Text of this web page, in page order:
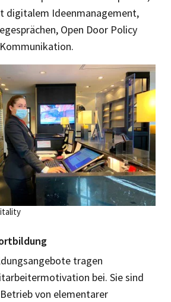
digitalem Ideenmanagement,
Open Door Policy
tragen
bei. Sie sind
von elementarer